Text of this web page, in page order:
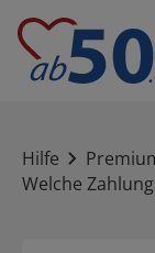
Hilfe
Welche